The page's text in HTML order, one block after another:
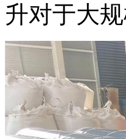
升对于大